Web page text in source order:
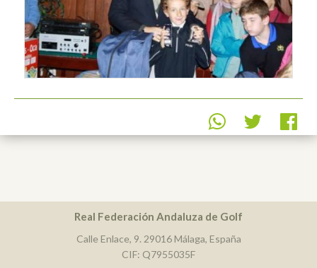
Real Federación Andaluza de Golf
Calle Enlace, 9. 29016 Málaga, España
CIF: Q7955035F